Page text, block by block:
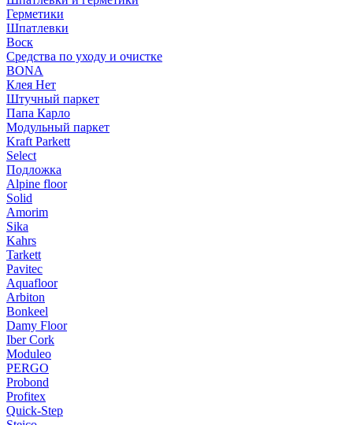
Герметики
Шпатлевки
Воск
Средства по уходу и очистке
BONA
Клея Нет
Штучный паркет
Папа Карло
Модульный паркет
Kraft Parkett
Select
Подложка
Alpine floor
Solid
Amorim
Sika
Kahrs
Tarkett
Pavitec
Aquafloor
Arbiton
Bonkeel
Damy Floor
Iber Cork
Moduleo
PERGO
Probond
Profitex
Quick-Step